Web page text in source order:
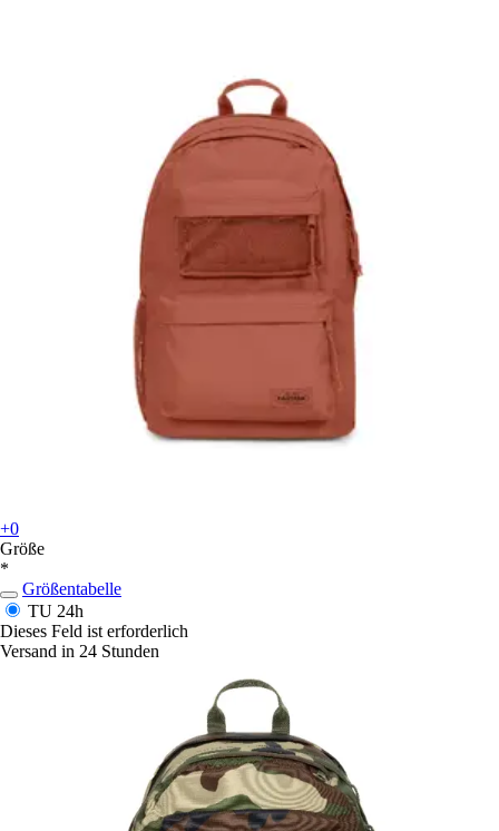
+0
Größe
*
Größentabelle
TU 24h
Dieses Feld ist erforderlich
Versand in 24 Stunden